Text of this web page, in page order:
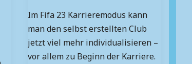
Im Fifa 23 Karrieremodus kann
man den selbst erstellten Club
jetzt viel mehr individualisieren –
vor allem zu Beginn der Karriere.